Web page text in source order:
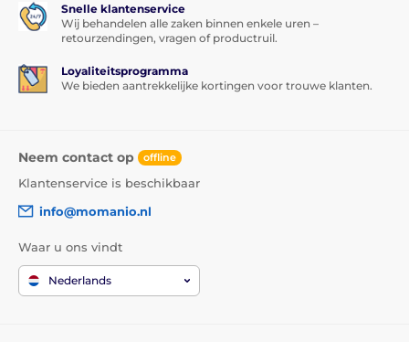
Snelle klantenservice
Wij behandelen alle zaken binnen enkele uren –
retourzendingen, vragen of productruil.
Loyaliteitsprogramma
We bieden aantrekkelijke kortingen voor trouwe klanten.
Neem contact op offline
Klantenservice is beschikbaar
info@momanio.nl
Waar u ons vindt
Nederlands